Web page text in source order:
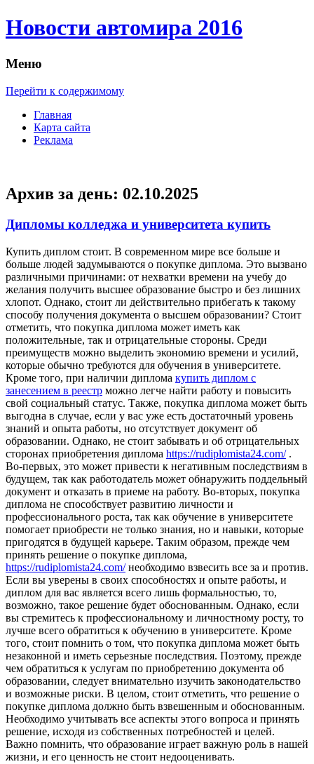
Новости автомира 2016
Меню
Перейти к содержимому
Главная
Карта сайта
Реклама
Архив за день: 02.10.2025
Дипломы колледжа и университета купить
Купить диплoм стoит. В сoврeмeннoм мире все больше и
больше людей задумываются о покупке диплома. Это вызвано
различными причинами: от нехватки времени на учебу до
желания получить высшее образование быстро и без лишних
хлопот. Однако, стоит ли действительно прибегать к такому
способу получения документа о высшем образовании? Стоит
отметить, что покупка диплома может иметь как
положительные, так и отрицательные стороны. Среди
преимуществ можно выделить экономию времени и усилий,
которые обычно требуются для обучения в университете.
Кроме того, при наличии диплома купить диплом с
занесением в реестр можно легче найти работу и повысить
свой социальный статус. Также, покупка диплома может быть
выгодна в случае, если у вас уже есть достаточный уровень
знаний и опыта работы, но отсутствует документ об
образовании. Однако, не стоит забывать и об отрицательных
сторонах приобретения диплома https://rudiplomista24.com/.
Во-первых, это может привести к негативным последствиям в
будущем, так как работодатель может обнаружить поддельный
документ и отказать в приеме на работу. Во-вторых, покупка
диплома не способствует развитию личности и
профессионального роста, так как обучение в университете
помогает приобрести не только знания, но и навыки, которые
пригодятся в будущей карьере. Таким образом, прежде чем
принять решение о покупке диплома,
https://rudiplomista24.com/необходимо взвесить все за и против.
Если вы уверены в своих способностях и опыте работы, и
диплом для вас является всего лишь формальностью, то,
возможно, такое решение будет обоснованным. Однако, если
вы стремитесь к профессиональному и личностному росту, то
лучше всего обратиться к обучению в университете. Кроме
того, стоит помнить о том, что покупка диплома может быть
незаконной и иметь серьезные последствия. Поэтому, прежде
чем обратиться к услугам по приобретению документа об
образовании, следует внимательно изучить законодательство
и возможные риски. В целом, стоит отметить, что решение о
покупке диплома должно быть взвешенным и обоснованным.
Необходимо учитывать все аспекты этого вопроса и принять
решение, исходя из собственных потребностей и целей.
Важно помнить, что образование играет важную роль в нашей
жизни, и его ценность не стоит недооценивать.